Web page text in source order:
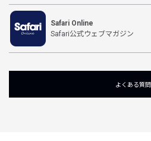
Safari Online
Safari公式ウェブマガジン
よくある質問